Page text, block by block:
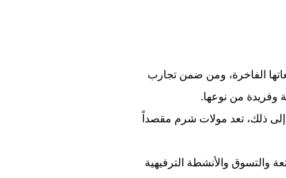
الفاخرة، ومن ضمن تجارب
وفريدة من نوعها.
إلى ذلك، تعد مولات شرم مقصداً
والتسوق والأنشطة الترفيهية